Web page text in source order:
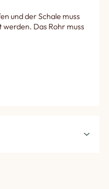
und der Schale muss
Das Rohr muss